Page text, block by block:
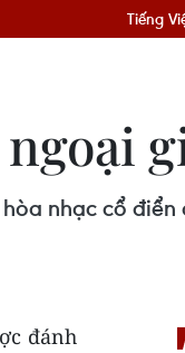
Tiếng
nhạc cổ
đánh